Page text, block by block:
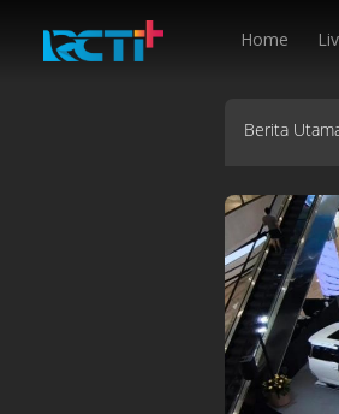
Home
Berita